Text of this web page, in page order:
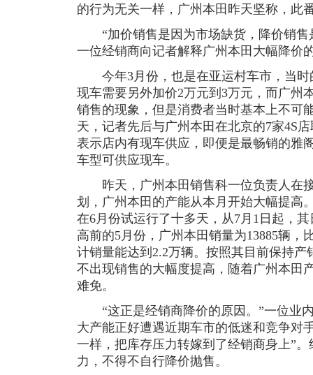
的行为无关一样，广州本田昨天坚称，此
“加价销售是因为市场缺货，降价销售
一位经销商向记者解释广州本田大幅降价
今年3月份，也是在亚运村车市，当时
现车需要另外加价2万元到3万元，而广州
销售的现象，但是消费者当时基本上不可
天，记者先后与广州本田在北京的7家4S
表示店内有现车供应，即便是最畅销的雅
车型可供应现车。
昨天，广州本田销售科一位负责人在
划，广州本田的产能从本月开始大幅提高
在6月份试运行了十多天，从7月1日起，
高前的5月份，广州本田销量为13885辆，
计销量能达到2.2万辆。按照其目前保持
不出现销售的大幅度提高，随着广州本田
难免。
“这正是经销商降价的原因。”一位业
大产能正好遭遇近期车市的低迷和竞争对
一样，把库存压力转嫁到了经销商身上”
力，不得不自行降价抛售。